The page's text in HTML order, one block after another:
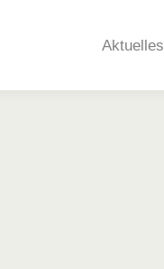
Aktuelles